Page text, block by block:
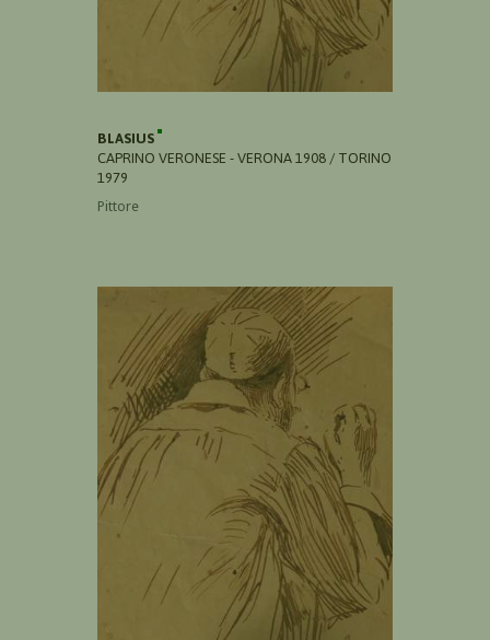
BLASIUS
CAPRINO VERONESE - VERONA 1908 / TORINO
1979
Pittore